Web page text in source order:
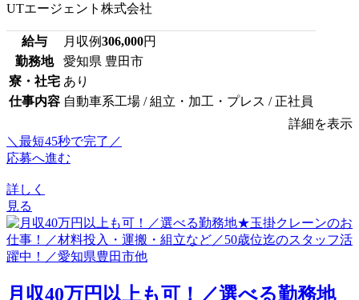
UTエージェント株式会社
給与 月収例306,000円
勤務地
愛知県 豊田市
寮・社宅 あり
仕事内容 自動車系工場 / 組立・加工・プレス / 正社員
詳細を表示
＼最短45秒で完了／
応募へ進む
詳しく
見る
月収40万円以上も可！／選べる勤務地